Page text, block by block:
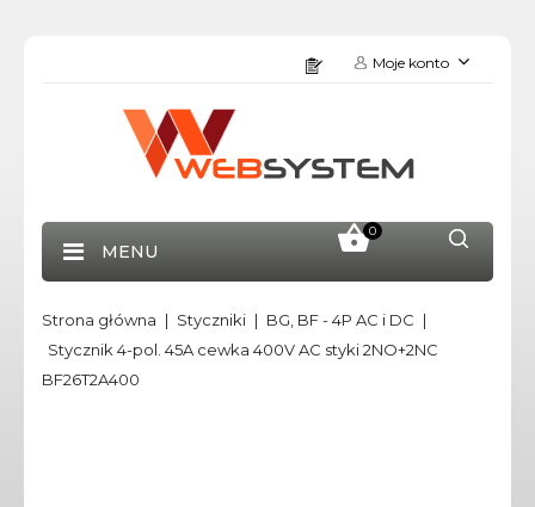
Moje konto
0
MENU
Strona główna Styczniki
BG, BF - 4P AC i DC
Stycznik 4-pol. 45A cewka 400V AC styki 2NO+2NC
BF26T2A400